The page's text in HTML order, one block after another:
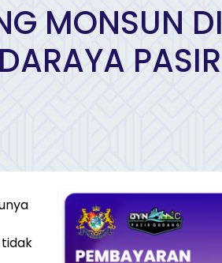
MONSUN DI
PASIR